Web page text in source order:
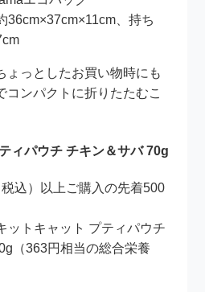
36cm×37cm×11cm、持ち
ょっとしたお買い物時にも
コンパクトに折りたたむこ
ィパウチ チキン＆サバ 70g
込）以上ご購入の先着500
ットキャット プティパウチ
（363円相当の総合栄養